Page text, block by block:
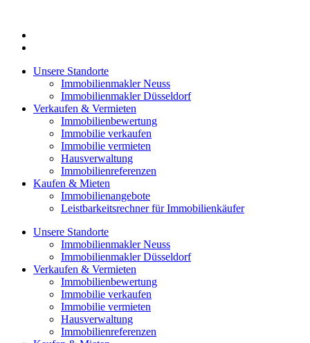
springen
Unsere Standorte
Immobilienmakler Neuss
Immobilienmakler Düsseldorf
Verkaufen & Vermieten
Immobilienbewertung
Immobilie verkaufen
Immobilie vermieten
Hausverwaltung
Immobilienreferenzen
Kaufen & Mieten
Immobilienangebote
Leistbarkeitsrechner für Immobilienkäufer
Unsere Standorte
Immobilienmakler Neuss
Immobilienmakler Düsseldorf
Verkaufen & Vermieten
Immobilienbewertung
Immobilie verkaufen
Immobilie vermieten
Hausverwaltung
Immobilienreferenzen